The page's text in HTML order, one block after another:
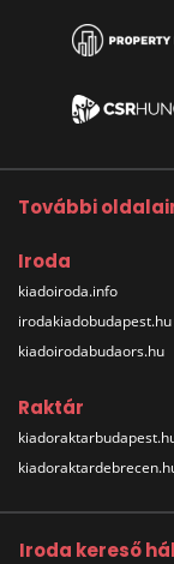
További
Iroda
kiadoiroda.info
irodakiadobudapest.hu
kiadoirodabudaors.hu
Raktár
Iroda kereső